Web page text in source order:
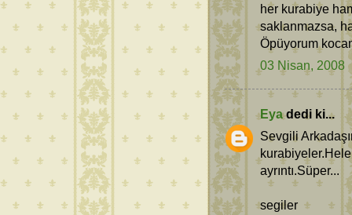
her kurabiye
saklanmazsa,
Öpüyorum
03 Nisan, 2008
Eyadedi ki...
Sevgili
ayrıntı.Süper...
segiler